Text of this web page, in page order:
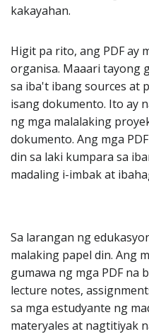
kakayahan.
Higit pa rito, ang PDF ay
organisa. Maaari tayong
sa iba't ibang sources at
isang dokumento. Ito ay
ng mga malalaking
dokumento. Ang mga
din sa laki kumpara sa
madaling i-imbak at
Sa larangan ng
malaking papel din. Ang
gumawa ng mga PDF na
lecture notes,
sa mga estudyante ng
materyales at nagtitiyak